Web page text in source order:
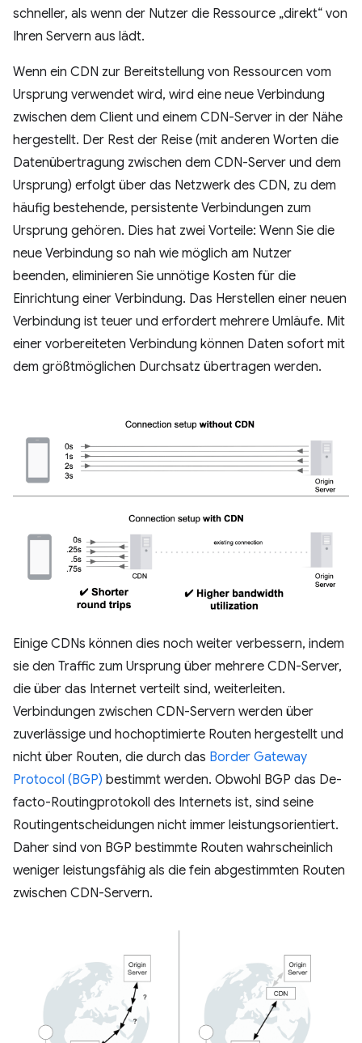
schneller, als wenn der Nutzer die Ressource „direkt“ von
Ihren Servern aus lädt.
Wenn ein CDN zur Bereitstellung von Ressourcen vom
Ursprung verwendet wird, wird eine neue Verbindung
zwischen dem Client und einem CDN-Server in der Nähe
hergestellt. Der Rest der Reise (mit anderen Worten die
Datenübertragung zwischen dem CDN-Server und dem
Ursprung) erfolgt über das Netzwerk des CDN, zu dem
häufig bestehende, persistente Verbindungen zum
Ursprung gehören. Dies hat zwei Vorteile: Wenn Sie die
neue Verbindung so nah wie möglich am Nutzer
beenden, eliminieren Sie unnötige Kosten für die
Einrichtung einer Verbindung. Das Herstellen einer neuen
Verbindung ist teuer und erfordert mehrere Umläufe. Mit
einer vorbereiteten Verbindung können Daten sofort mit
dem größtmöglichen Durchsatz übertragen werden.
Einige CDNs können dies noch weiter verbessern, indem
sie den Traffic zum Ursprung über mehrere CDN-Server,
die über das Internet verteilt sind, weiterleiten.
Verbindungen zwischen CDN-Servern werden über
zuverlässige und hochoptimierte Routen hergestellt und
nicht über Routen, die durch das Border Gateway
Protocol (BGP) bestimmt werden. Obwohl BGP das De-
facto-Routingprotokoll des Internets ist, sind seine
Routingentscheidungen nicht immer leistungsorientiert.
Daher sind von BGP bestimmte Routen wahrscheinlich
weniger leistungsfähig als die fein abgestimmten Routen
zwischen CDN-Servern.